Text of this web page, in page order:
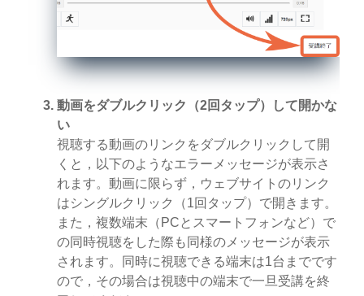
動画をダブルクリック（2回タップ）して開かな
い
視聴する動画のリンクをダブルクリックして開
くと，以下のようなエラーメッセージが表示さ
れます。動画に限らず，ウェブサイトのリンク
はシングルクリック（1回タップ）で開きます。
また，複数端末（PCとスマートフォンなど）で
の同時視聴をした際も同様のメッセージが表示
されます。同時に視聴できる端末は1台までです
ので，その場合は視聴中の端末で一旦受講を終